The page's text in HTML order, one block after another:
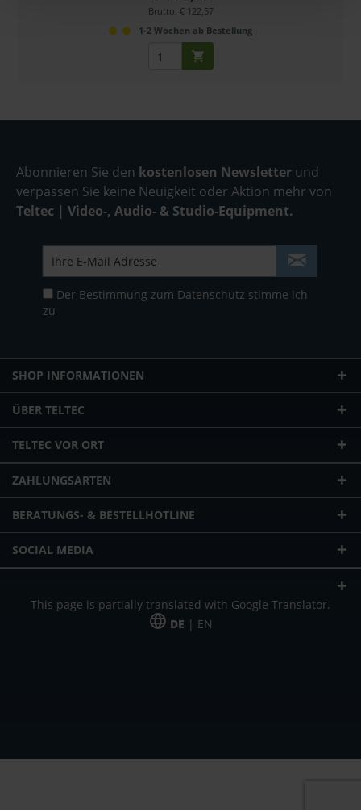
Brutto: € 122,57
1-2 Wochen ab Bestellung
Abonnieren Sie den kostenlosen Newsletter und
verpassen Sie keine Neuigkeit oder Aktion mehr von
Teltec | Video-, Audio- & Studio-Equipment.
Der Bestimmung zum Datenschutz stimme ich
zu
SHOP INFORMATIONEN
ÜBER TELTEC
TELTEC VOR ORT
ZAHLUNGSARTEN
BERATUNGS- & BESTELLHOTLINE
SOCIAL MEDIA
This page is partially translated with Google Translator.
DE | EN